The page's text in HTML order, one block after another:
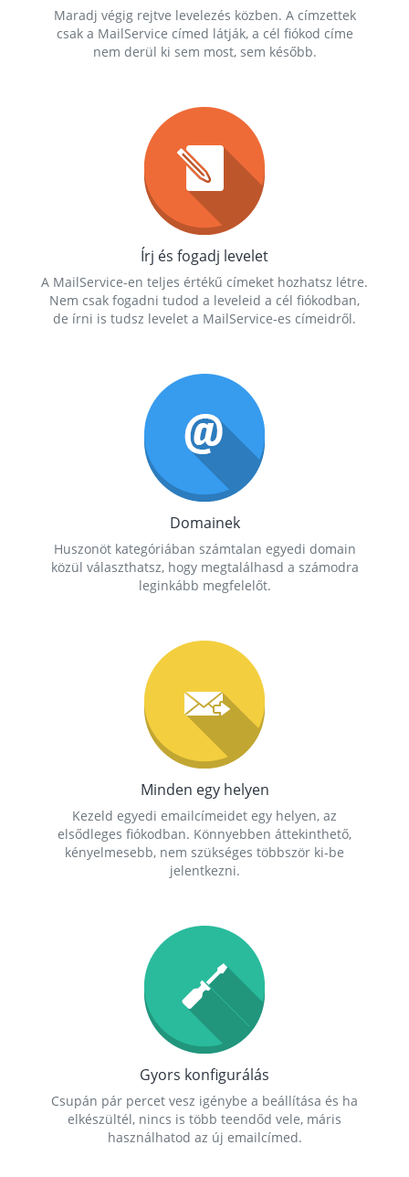
Maradj végig rejtve levelezés közben. A címzettek
csak a MailService címed látják, a cél fiókod címe
nem derül ki sem most, sem később.
Írj és fogadj levelet
A MailService-en teljes értékű címeket hozhatsz létre.
Nem csak fogadni tudod a leveleid a cél fiókodban,
de írni is tudsz levelet a MailService-es címeidről.
Domainek
Huszonöt kategóriában számtalan egyedi domain
közül választhatsz, hogy megtalálhasd a számodra
leginkább megfelelőt.
Minden egy helyen
Kezeld egyedi emailcímeidet egy helyen, az
elsődleges fiókodban. Könnyebben áttekinthető,
kényelmesebb, nem szükséges többször ki-be
jelentkezni.
Gyors konfigurálás
Csupán pár percet vesz igénybe a beállítása és ha
elkészültél, nincs is több teendőd vele, máris
használhatod az új emailcímed.